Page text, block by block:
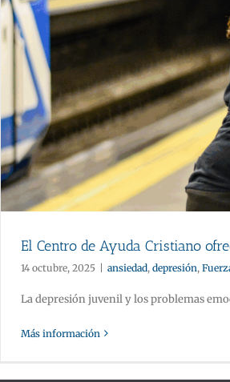
El Centro de Ayuda Cristiano
14 octubre, 2025 ansiedad, depresión,
La depresión juvenil y los problemas
Más información